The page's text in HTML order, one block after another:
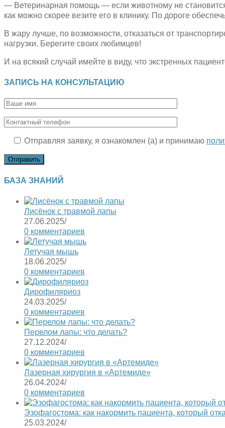
— Ветеринарная помощь — если животному не становится
как можно скорее везите его в клинику. По дороге
В жару лучше, по возможности, отказаться от
нагрузки. Берегите своих любимцев!
И на всякий случай имейте в виду, что экстренных
ЗАПИСЬ НА КОНСУЛЬТАЦИЮ
Отправляя заявку, я ознакомлен (а) и принимаю
БАЗА ЗНАНИЙ
Лисёнок с травмой лапы
27.06.2025/
0 комментариев
Летучая мышь
18.06.2025/
0 комментариев
Дирофиляриоз
24.03.2025/
0 комментариев
Перелом лапы: что делать?
27.12.2024/
0 комментариев
Лазерная хирургия в «Артемиде»
26.04.2024/
0 комментариев
Эзофагостома: как накормить пациента, который
25.03.2024/